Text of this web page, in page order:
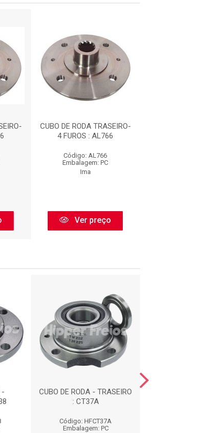
CUBO DE RODA TRASEIRO-
4 FUROS : AL766
Código: AL766
Embalagem: PC
Ima
Ver preço
-
CUBO DE RODA - TRASEIRO
: CT37A
Código: HFCT37A
Embalagem: PC